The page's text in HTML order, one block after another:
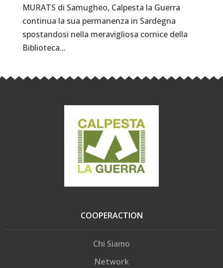
MURATS di Samugheo, Calpesta la Guerra
continua la sua permanenza in Sardegna
spostandosi nella meravigliosa cornice della
Biblioteca...
COOPERACTION
Chi Siamo
Network